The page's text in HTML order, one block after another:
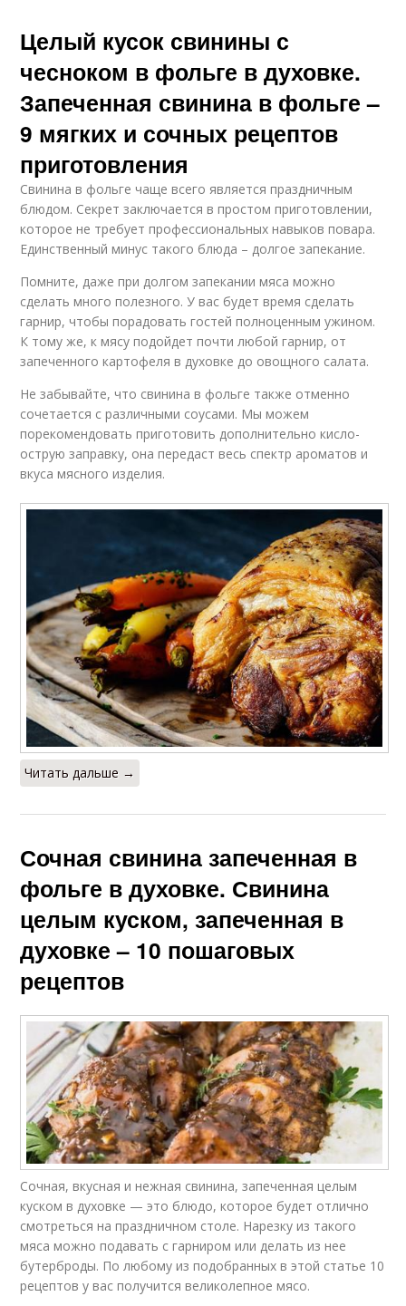
Целый кусок свинины с
чесноком в фольге в духовке.
Запеченная свинина в фольге –
9 мягких и сочных рецептов
приготовления
Свинина в фольге чаще всего является праздничным
блюдом. Секрет заключается в простом приготовлении,
которое не требует профессиональных навыков повара.
Единственный минус такого блюда – долгое запекание.
Помните, даже при долгом запекании мяса можно
сделать много полезного. У вас будет время сделать
гарнир, чтобы порадовать гостей полноценным ужином.
К тому же, к мясу подойдет почти любой гарнир, от
запеченного картофеля в духовке до овощного салата.
Не забывайте, что свинина в фольге также отменно
сочетается с различными соусами. Мы можем
порекомендовать приготовить дополнительно кисло-
острую заправку, она передаст весь спектр ароматов и
вкуса мясного изделия.
Читать дальше →
Сочная свинина запеченная в
фольге в духовке. Свинина
целым куском, запеченная в
духовке – 10 пошаговых
рецептов
Сочная, вкусная и нежная свинина, запеченная целым
куском в духовке — это блюдо, которое будет отлично
смотреться на праздничном столе. Нарезку из такого
мяса можно подавать с гарниром или делать из нее
бутерброды. По любому из подобранных в этой статье 10
рецептов у вас получится великолепное мясо.